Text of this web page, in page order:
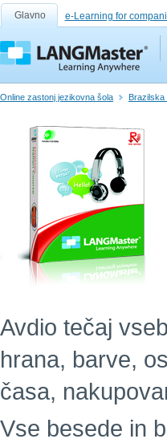
Glavno e-Learning for
Online zastonj jezikovna šola Brazilska
Avdio tečaj
hrana, barve,
časa,
Vse besede in